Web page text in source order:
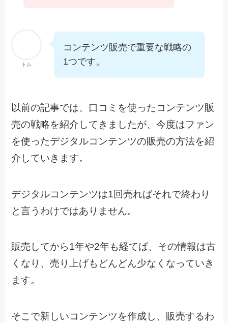
トム
コンテンツ販売で重要な戦略の
1つです。
以前の記事では、口コミを使ったコンテンツ販
売の戦略を紹介してきましたが、今度はファン
を使ったデジタルコンテンツの販売の方法を紹
介していきます。
デジタルコンテンツは1回売ればそれで終わり
と言うわけではありません。
販売してから1年や2年も経てば、その情報は古
くなり、売り上げもどんどん少なくなっていき
ます。
そこで新しいコンテンツを作成し、販売するわ